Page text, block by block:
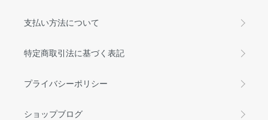
支払い方法について
特定商取引法に基づく表記
プライバシーポリシー
ショップブログ